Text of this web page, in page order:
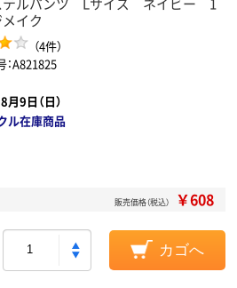
イク
（4件）
A821825
8月9日（日）
ル在庫商品
販売価格（税込） ￥608
カゴへ